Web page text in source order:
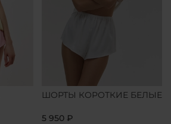
ШОРТЫ КОРОТКИЕ БЕЛЫЕ
5 950 ₽